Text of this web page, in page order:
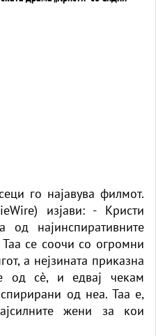
го најавува филмот.
изјави: - Кристи
најинспиративните
се соочи со огромни
а нејзината приказна
од сè, и едвај чекам
од неа. Таа е,
жени за кои